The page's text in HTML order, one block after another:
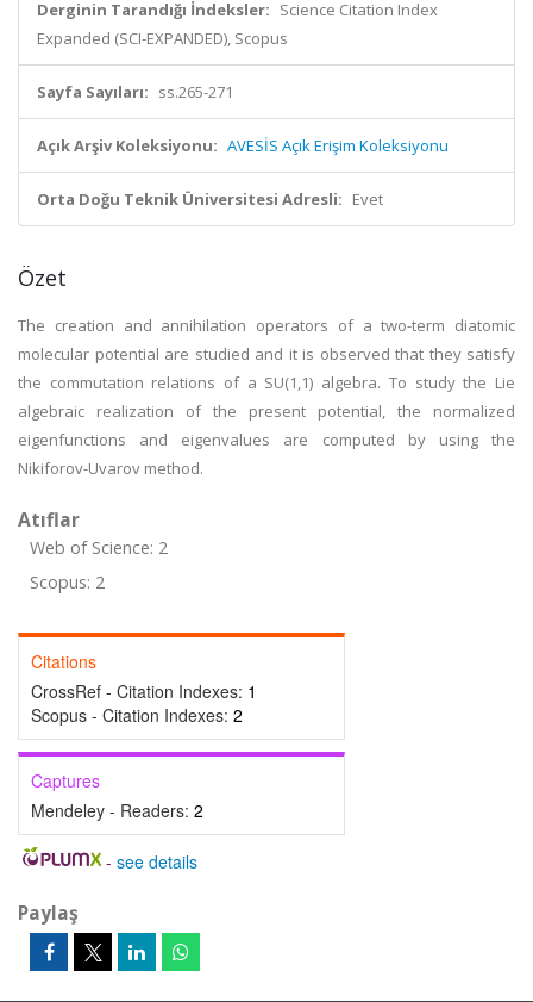
Derginin Tarandığı İndeksler: Science Citation Index
Expanded (SCI-EXPANDED), Scopus
Sayfa Sayıları: ss.265-271
Açık Arşiv Koleksiyonu: AVESİS Açık Erişim Koleksiyonu
Orta Doğu Teknik Üniversitesi Adresli: Evet
Özet
The creation and annihilation operators of a two-term diatomic
molecular potential are studied and it is observed that they satisfy
the commutation relations of a SU(1,1) algebra. To study the Lie
algebraic realization of the present potential, the normalized
eigenfunctions and eigenvalues are computed by using the
Nikiforov-Uvarov method.
Atıflar
Web of Science: 2
Scopus: 2
Citations
CrossRef - Citation Indexes: 1
Scopus - Citation Indexes: 2
Captures
Mendeley - Readers: 2
- see details
Paylaş